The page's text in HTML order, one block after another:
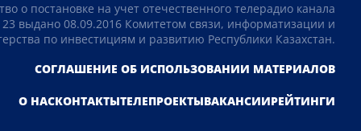
о постановке на учет отечественного телерадио канала
выдано 08.09.2016 Комитетом связи, информатизации и
по инвестициям и развитию Республики Казахстан.
СОГЛАШЕНИЕ ОБ ИСПОЛЬЗОВАНИИ МАТЕРИАЛОВ
О НАСКОНТАКТЫТЕЛЕПРОЕКТЫВАКАНСИИРЕЙТИНГИ